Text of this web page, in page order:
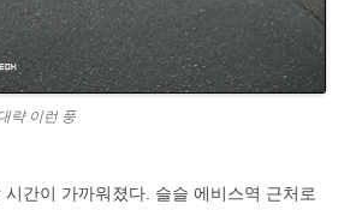
략 이런 풍
간이 가까워졌다. 슬슬 에비스역 근처로